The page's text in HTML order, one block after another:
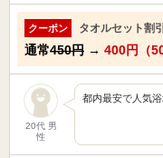
クーポン タオルセット割引
通常450円 → 400円（
20代 男
性
都内最安で人気